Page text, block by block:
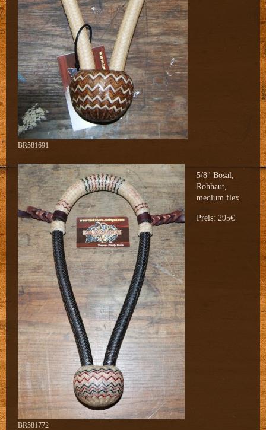
BR581691
BR581772
5/8" Bosal,
Rohhaut,
medium flex
Preis: 295€